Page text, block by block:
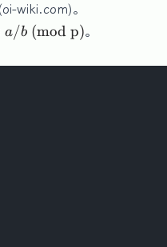
wiki.com)。
a/b (mod p)。